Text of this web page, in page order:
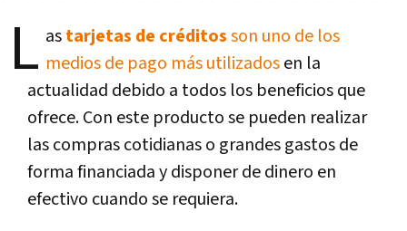
L astarjetas de créditosson uno de los
medios de pago más utilizadosen la
actualidad debido a todos los beneficios que
ofrece. Con este producto se pueden realizar
las compras cotidianas o grandes gastos de
forma financiada y disponer de dinero en
efectivo cuando se requiera.